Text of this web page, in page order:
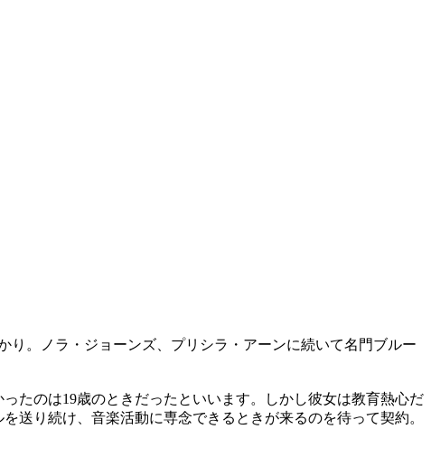
。ノラ・ジョーンズ、プリシラ・アーンに続いて名門ブルー
たのは19歳のときだったといいます。しかし彼女は教育熱心だ
送り続け、音楽活動に専念できるときが来るのを待って契約。